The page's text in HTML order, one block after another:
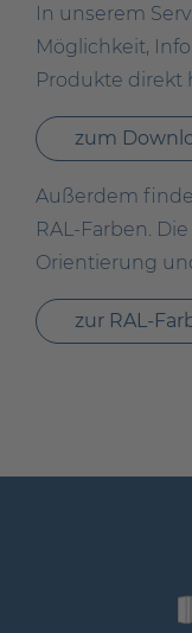
In unserem
Möglichkeit,
Produkte direkt
zum
Außerdem
RAL-Farben.
Orientierung
zur RAL-